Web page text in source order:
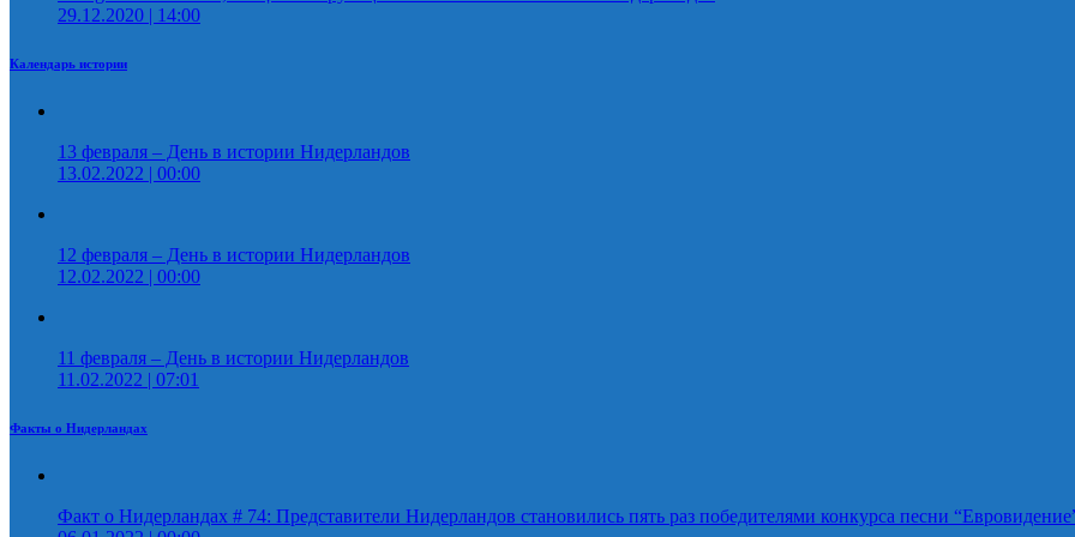
29.12.2020 | 14:00
Календарь истории
13 февраля – День в истории Нидерландов
13.02.2022 | 00:00
12 февраля – День в истории Нидерландов
12.02.2022 | 00:00
11 февраля – День в истории Нидерландов
11.02.2022 | 07:01
Факты о Нидерландах
Факт о Нидерландах # 74: Представители Нидерландов становились пять раз победителями конкурса песни